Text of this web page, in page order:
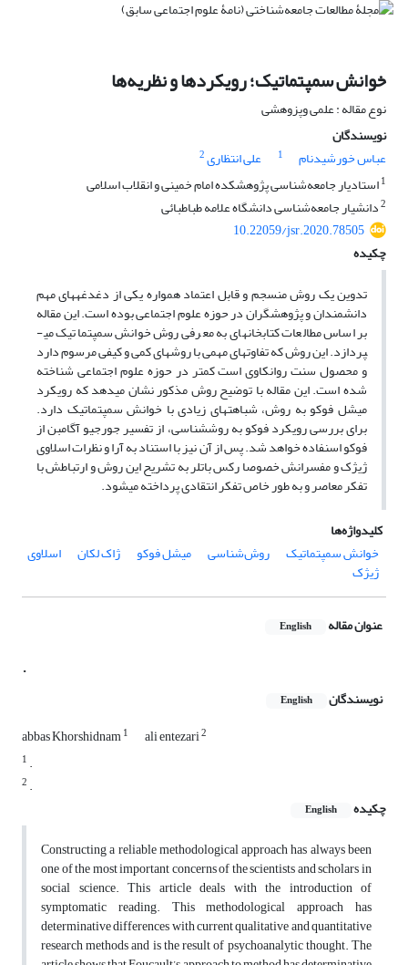
خوانش سمپتماتیک؛ رویکردها و نظریه‌ها
نوع مقاله : علمی وپزوهشی
نویسندگان
عباس خورشیدنام
1 علی انتظاری2
1استادیار جامعه‌شناسی پژوهشکده امام خمینی و انقلاب اسلامی
2دانشیار جامعه‌شناسی دانشگاه علامه طباطبائی
10.22059/jsr.2020.78505
چکیده
تدوین یک روش منسجم و قابل اعتماد همواره یکی از دغدغه­های مهم
دانشمندان و پژوهشگران در حوزه علوم اجتماعی بوده است. این مقاله
بر اساس مطالعات کتابخانه­ای به معرفی روش خوانش سمپتماتیک می­
پردازد. این روش که تفاوت­های مهمی با روش­های کمی و کیفی مرسوم دارد
و محصول سنت روانکاوی است کمتر در حوزه علوم اجتماعی شناخته
شده است. این مقاله با توضیح روش مذکور نشان می­دهد که رویکرد
میشل فوکو به روش، شباهت­های زیادی با خوانش سمپتماتیک دارد.
برای بررسی رویکرد فوکو به روش­شناسی، از تفسیر جورجیو آگامبن از
فوکو اسنفاده خواهد شد. پس از آن نیز با استناد به آرا و نظرات اسلاوی
ژیژک و مفسرانش خصوصا رکس باتلر به تشریح این روش و ارتباطش با
تفکر معاصر و به طور خاص تفکر انتقادی پرداخته می­شود.
کلیدواژه‌ها
خوانش سمپتماتیک
روش‌شناسی میشل فوکو ژاک لکان اسلاوی
ژیژک
عنوان مقاله English
.
نویسندگان English
abbas Khorshidnam1 ali entezari2
1 .
2 .
چکیده
English
Constructing a reliable methodological approach has always been
one of the most important concerns of the scientists and scholars in
social science. This article deals with the introduction of
symptomatic reading. This methodological approach has
determinative differences with current qualitative and quantitative
research methods and is the result of psychoanalytic thought. The